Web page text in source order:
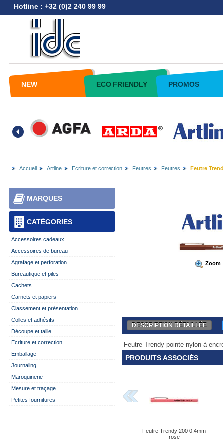
Hotline : +32 (0)2 240 99 99
NEW ECO FRIENDLY PROMOS
Accueil Artline Ecriture et correction Feutres Feutres Feutre
CATÉGORIES
MARQUES
Accessoires cadeaux
Accessoires de bureau
Agrafage et perforation
Bureautique et piles
Cachets
Carnets et papiers
Classement et présentation
Colles et adhésifs
Découpe et taille
Ecriture et correction
Emballage
Journaling
Maroquinerie
Mesure et traçage
Petites fournitures
Zoom
DESCRIPTION DÉTAILLÉE
Feutre Trendy pointe nylon à
PRODUITS ASSOCIÉS
Feutre Trendy 200 0,4mm
rose